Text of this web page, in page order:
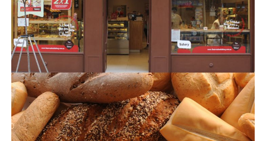
Aunque logró recuperarse y se pronosticaba un cuadro
más favorable hacia el futuro, en estos últimos meses su
salud desmejoró considerablemente, en medio de su
lucha por el cáncer que la aquejaba y las secuelas de sus
enfermedades preexistentes. Una vez le preguntaron a
Lía por qué elegía la música por sobre todas las cosas.
“Por el amor de la gente”, respondió la reina de la
bailanta.